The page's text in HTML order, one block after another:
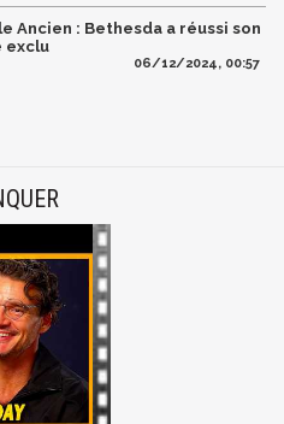
Ancien : Bethesda a réussi son
exclu
06/12/2024, 00:57